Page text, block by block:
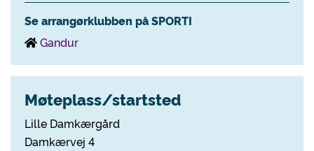
Se arrangørklubben på SPORTI
Gandur
Møteplass/startsted
Lille Damkærgård
Damkærvej 4